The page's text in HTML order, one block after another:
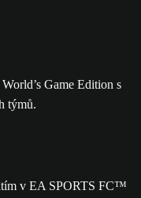
v EA SPORTS FC™